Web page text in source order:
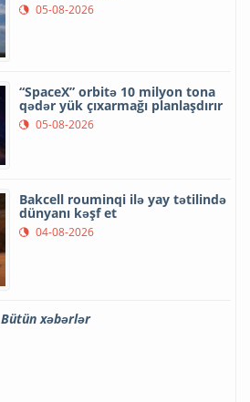
05-08-2026
“SpaceX” orbitə 10 milyon tona
qədər yük çıxarmağı planlaşdırır
05-08-2026
Bakcell rouminqi ilə yay tətilində
dünyanı kəşf et
04-08-2026
Bütün xəbərlər